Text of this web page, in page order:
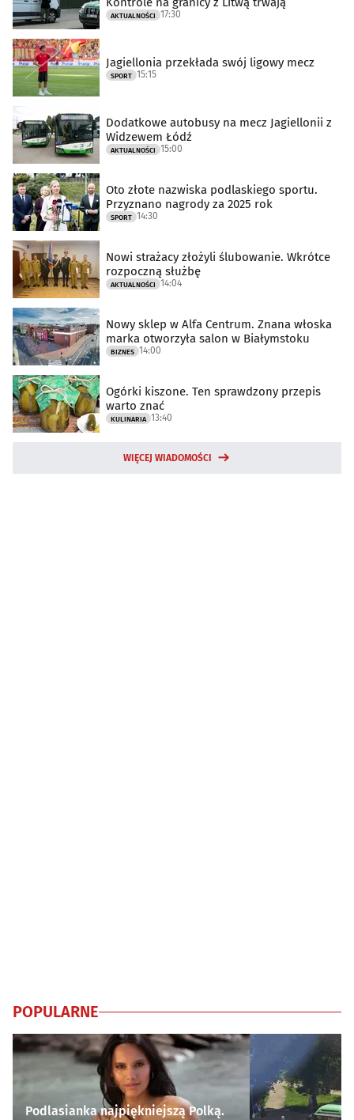
AKTUALNOŚCI 17:30
Jagiellonia przekłada swój ligowy mecz
SPORT 15:15
Dodatkowe autobusy na mecz Jagiellonii z
Widzewem Łódź
AKTUALNOŚCI 15:00
Oto złote nazwiska podlaskiego sportu.
Przyznano nagrody za 2025 rok
SPORT 14:30
Nowi strażacy złożyli ślubowanie. Wkrótce
rozpoczną służbę
AKTUALNOŚCI 14:04
Nowy sklep w Alfa Centrum. Znana włoska
marka otworzyła salon w Białymstoku
BIZNES 14:00
Ogórki kiszone. Ten sprawdzony przepis
warto znać
KULINARIA 13:40
WIĘCEJ WIADOMOŚCI
POPULARNE
Podlasianka najpiękniejszą Polką.